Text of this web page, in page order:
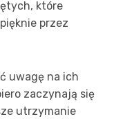
które
przez
uwagę na ich
zaczynają się
utrzymanie